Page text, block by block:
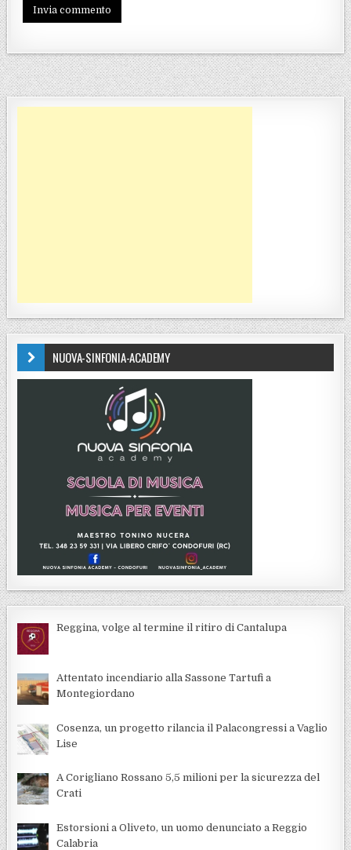
NUOVA-SINFONIA-ACADEMY
Reggina, volge al termine il ritiro di Cantalupa
Attentato incendiario alla Sassone Tartufi a
Montegiordano
Cosenza, un progetto rilancia il Palacongressi a Vaglio
Lise
A Corigliano Rossano 5,5 milioni per la sicurezza del
Crati
Estorsioni a Oliveto, un uomo denunciato a Reggio
Calabria